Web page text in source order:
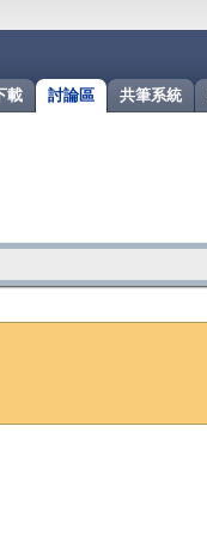
共筆系統
討論區
載